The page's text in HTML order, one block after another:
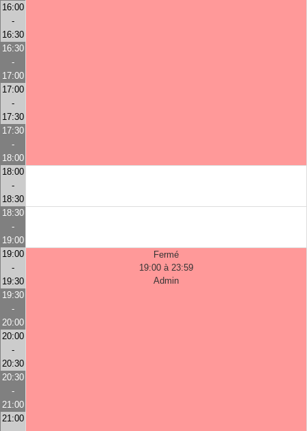
16:00
-
16:30
16:30
-
17:00
17:00
-
17:30
17:30
-
18:00
18:00
-
18:30
18:30
-
19:00
19:00
-
19:30
Fermé
19:00 à 23:59
Admin
19:30
-
20:00
20:00
-
20:30
20:30
-
21:00
21:00